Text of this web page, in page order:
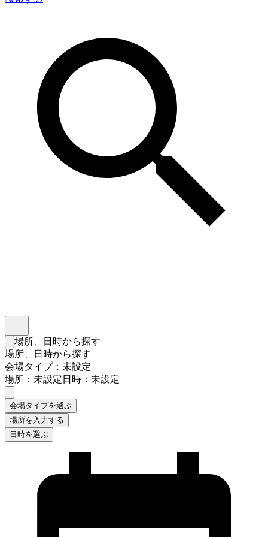
検索フォームを閉じる
場所、日時から探す
場所、日時から探す
会場タイプ：未設定
場所：未設定日時：未設定
会場タイプを選ぶ
場所を入力する
日時を選ぶ